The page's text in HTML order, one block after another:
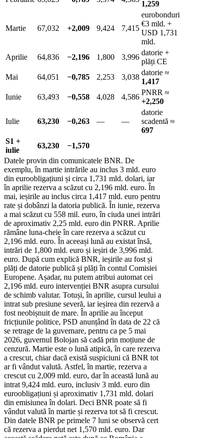
1,259
Martie 67,032 +2,009 9,424 7,415
eurobonduri
€3 mld. +
USD 1,731
mld.
Aprilie
64,836 −2,196 1,800 3,996
datorie +
plăți CE
Mai
64,051 −0,785 2,253 3,038
datorie ≈
1,417
Iunie
63,493 −0,558 4,028 4,586
PNRR ≈
+2,250
Iulie 63,230 −0,263 — —
datorie
scadentă ≈
697
S1 +
iulie
63,230
−1,570
Datele provin din comunicatele BNR. De
exemplu, în martie intrările au inclus 3 mld. euro
din euroobligațiuni și circa 1,731 mld. dolari, iar
în aprilie rezerva a scăzut cu 2,196 mld. euro. În
mai, ieșirile au inclus circa 1,417 mld. euro pentru
rate și dobânzi la datoria publică. În iunie, rezerva
a mai scăzut cu 558 mil. euro, în ciuda unei intrări
de aproximativ 2,25 mld. euro din PNRR. Aprilie
rămâne luna-cheie în care rezerva a scăzut cu
2,196 mld. euro. În aceeași lună au existat însă,
intrări de 1,800 mld. euro și ieșiri de 3,996 mld.
euro. După cum explică BNR, ieșirile au fost și
plăți de datorie publică și plăți în contul Comisiei
Europene. Așadar, nu putem atribui automat cei
2,196 mld. euro intervenției BNR asupra cursului
de schimb valutar. Totuși, în aprilie, cursul leului a
intrat sub presiune severă, iar ieșirea din rezervă a
fost neobișnuit de mare. În aprilie au început
fricțiunile politice, PSD anunțând în data de 22 că
se retrage de la guvernare, pentru ca pe 5 mai
2026, guvernul Bolojan să cadă prin moțiune de
cenzură. Martie este o lună atipică, în care rezerva
a crescut, chiar dacă există suspiciuni că BNR tot
ar fi vândut valută. Astfel, în martie, rezerva a
crescut cu 2,009 mld. euro, dar în această lună au
intrat 9,424 mld. euro, inclusiv 3 mld. euro din
euroobligațiuni și aproximativ 1,731 mld. dolari
din emisiunea în dolari. Deci BNR poate să fi
vândut valută în martie și rezerva tot să fi crescut.
Din datele BNR pe primele 7 luni se observă cert
că rezerva a pierdut net 1,570 mld. euro. Dar